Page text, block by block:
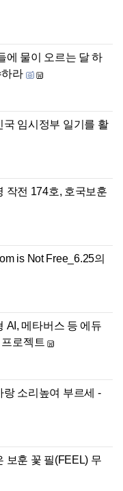
에 물이 오르는 달 하
라
국 임시정부 일기를 활
작전 174호, 호국보훈
is Not Free_6.25의
AI, 메타버스 등 에듀
로젝트
랑 소리높여 부르세 -
보훈 꽃 필(FEEL) 무